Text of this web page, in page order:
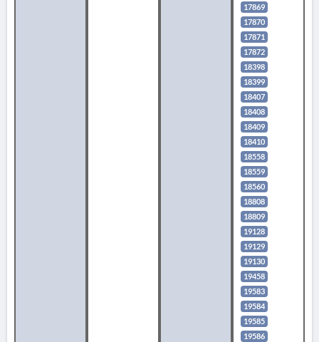
17869
17870
17871
17872
18398
18399
18407
18408
18409
18410
18558
18559
18560
18808
18809
19128
19129
19130
19458
19583
19584
19585
19586